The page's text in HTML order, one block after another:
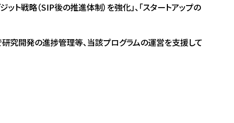
ト戦略（SIP後の推進体制）を強化」、「スタートアップの
究開発の進捗管理等、当該プログラムの運営を支援して